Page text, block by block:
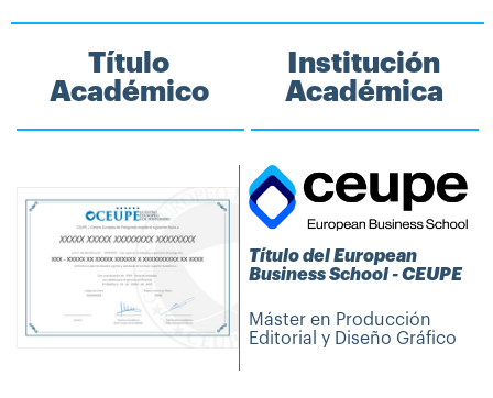
Título
Académico
Institución
Académica
Título del European
Business School - CEUPE
Máster en Producción
Editorial y Diseño Gráfico